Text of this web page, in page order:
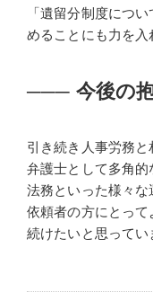
「遺留分制度につ
めることにも力を入
─── 今後の
引き続き人事労務と
弁護士として多角
法務といった様々な
依頼者の方にとっ
続けたいと思ってい